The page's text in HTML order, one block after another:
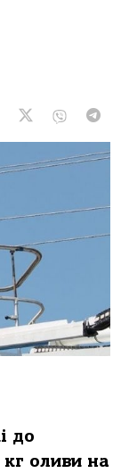
до
кг оливи на